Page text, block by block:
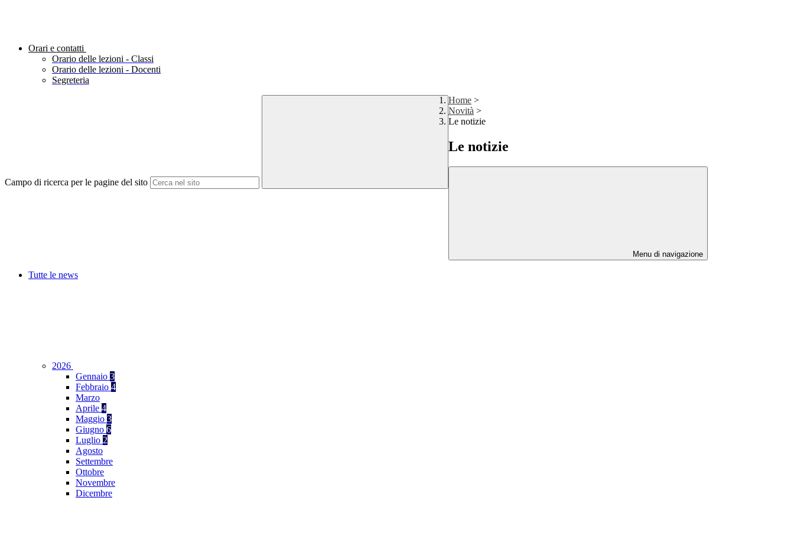
Orari e contatti
Orario delle lezioni - Classi
Orario delle lezioni - Docenti
Segreteria
Campo di ricerca per le pagine del sito
Home >
Novità >
Le notizie
Le notizie
Menu di navigazione
Tutte le news
2026
Gennaio 3
Febbraio 4
Marzo
Aprile 4
Maggio 3
Giugno 6
Luglio 2
Agosto
Settembre
Ottobre
Novembre
Dicembre